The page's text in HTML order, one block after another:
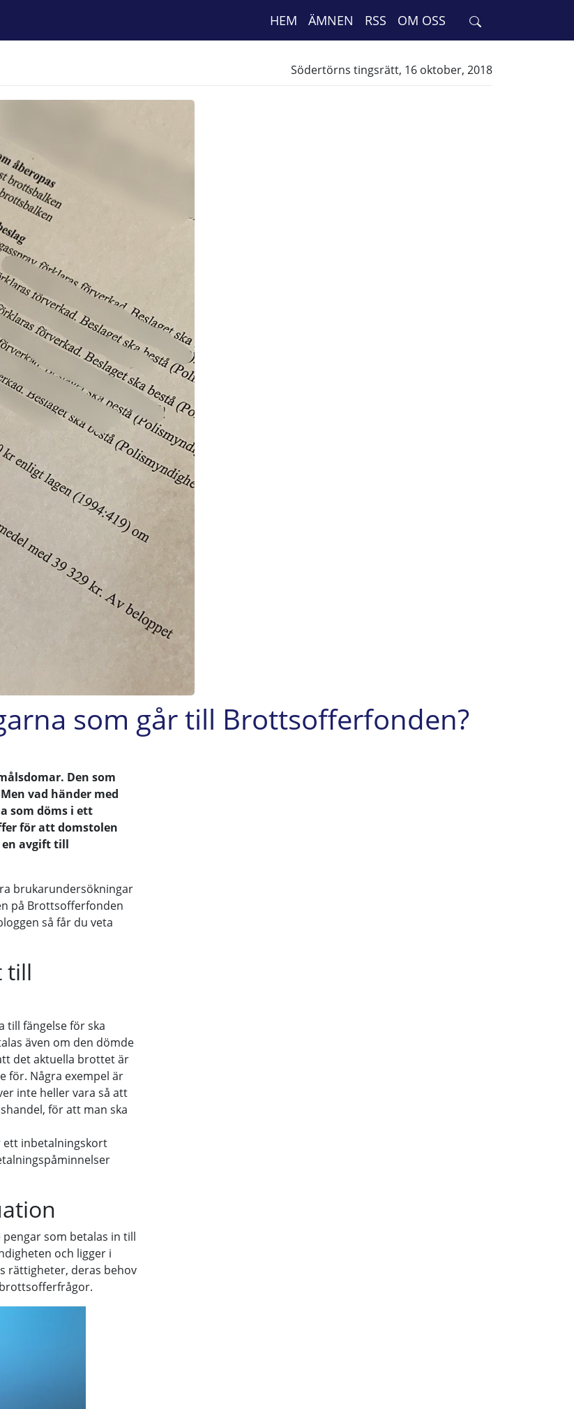
HEM ÄMNEN RSS OM OSS
Södertörns tingsrätt, 16 oktober, 2018
som går till Brottsofferfonden?
Den som
vad händer med
som döms i ett
för att domstolen
en avgift till
brukarundersökningar
på Brottsofferfonden
så får du veta
till
till fängelse för ska
även om den dömde
det aktuella brottet är
för. Några exempel är
inte heller vara så att
för att man ska
ett inbetalningskort
som betalas in till
och ligger i
rättigheter, deras behov